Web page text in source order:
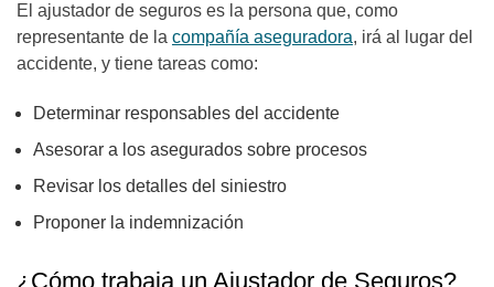
El ajustador de seguros es la persona que, como
representante de la compañía aseguradora, irá al lugar del
accidente, y tiene tareas como:
Determinar responsables del accidente
Asesorar a los asegurados sobre procesos
Revisar los detalles del siniestro
Proponer la indemnización
¿Cómo trabaja un Ajustador de Seguros?